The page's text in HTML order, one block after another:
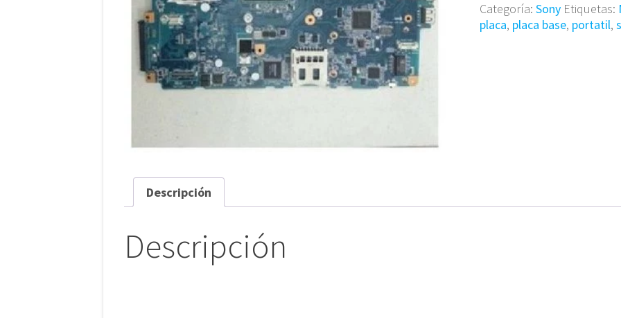
M850
cantidad
Categoría: Sony Etiquetas:
placa, placa base, portatil,
Descripción
Descripción